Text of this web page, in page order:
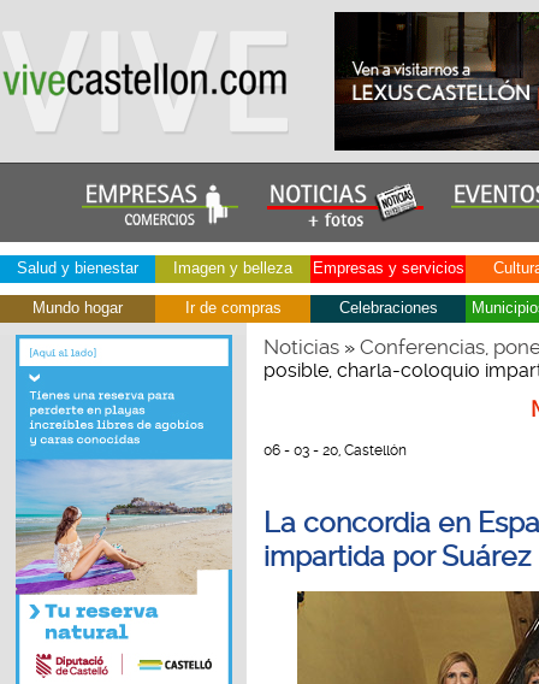
Salud y bienestar Imagen y belleza Empresas y servicios
Mundo hogar Ir de compras Celebraciones
Noticias» Conferencias,
posible, charla-coloquio
06 - 03 - 20, Castellón
La concordia en
impartida por Suárez